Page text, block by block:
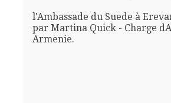
l'Ambassade du Suede à
par Martina Quick - Charge
Armenie.